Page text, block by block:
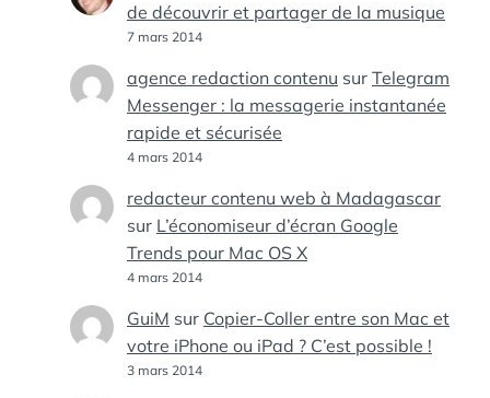
de découvrir et partager de la musique
7 mars 2014
agence redaction contenu sur Telegram
Messenger : la messagerie instantanée
rapide et sécurisée
4 mars 2014
redacteur contenu web à Madagascar
sur L’économiseur d’écran Google
Trends pour Mac OS X
4 mars 2014
GuiM sur Copier-Coller entre son Mac et
votre iPhone ou iPad ? C’est possible !
3 mars 2014